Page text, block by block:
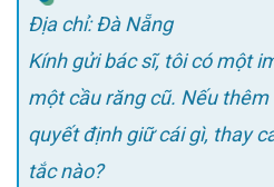
Địa chỉ: Đà Nẵng
Kính gửi bác sĩ, tôi có một
một cầu răng cũ. Nếu thêm
quyết định giữ cái gì, thay
tắc nào?